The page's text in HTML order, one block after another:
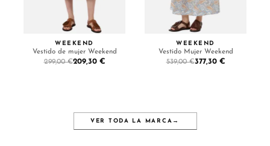
WEEKEND
Vestido de mujer Weekend
299,00 €209,30 €
WEEKEND
Vestido Mujer Weekend
539,00 €377,30 €
VER TODA LA MARCA →